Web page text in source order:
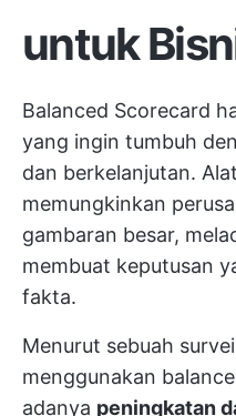
untuk
Balanced Scorecard
yang ingin tumbuh
dan berkelanjutan.
memungkinkan
gambaran besar,
membuat keputusan
fakta.
Menurut sebuah
menggunakan
adanya peningkatan